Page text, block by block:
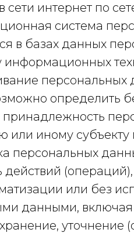
сети интернет по
система
в базах данных
информационных
персональных
определить
или иному
персональных
действий
или без
данными, включая
уточнение